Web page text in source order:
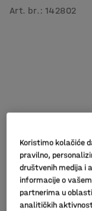
Art. br. :142802
Koristimo kolačiće
pravilno,
društvenih medija i
informacije o
partnerima u
analitičkih